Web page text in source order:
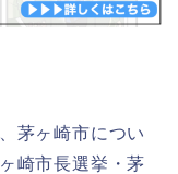
茅ヶ崎市につい
崎市長選挙・茅